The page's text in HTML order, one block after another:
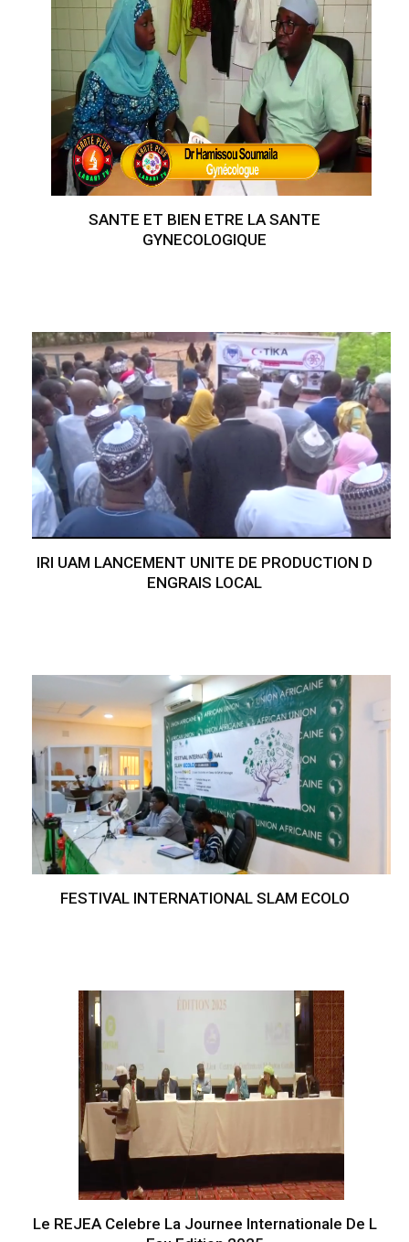
SANTE ET BIEN ETRE LA SANTE
GYNECOLOGIQUE
IRI UAM LANCEMENT UNITE DE PRODUCTION D
ENGRAIS LOCAL
FESTIVAL INTERNATIONAL SLAM ECOLO
Le REJEA Celebre La Journee Internationale De L